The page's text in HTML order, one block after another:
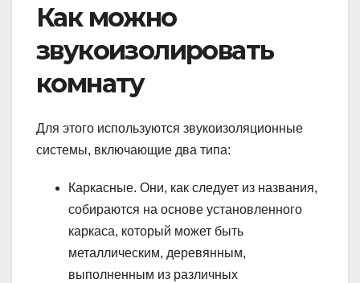
Как можно
звукоизолировать
комнату
Для этого используются звукоизоляционные
системы, включающие два типа:
Каркасные. Они, как следует из названия,
собираются на основе установленного
каркаса, который может быть
металлическим, деревянным,
выполненным из различных